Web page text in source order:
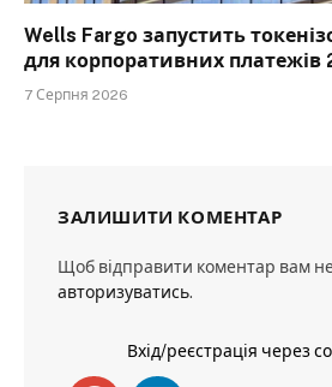
Wells Fargo запустить
для корпоративних платежів
7 Серпня 2026
ЗАЛИШИТИ КОМЕНТАР
Щоб відправити коментар вам
авторизуватись.
Вхід/реєстрація через